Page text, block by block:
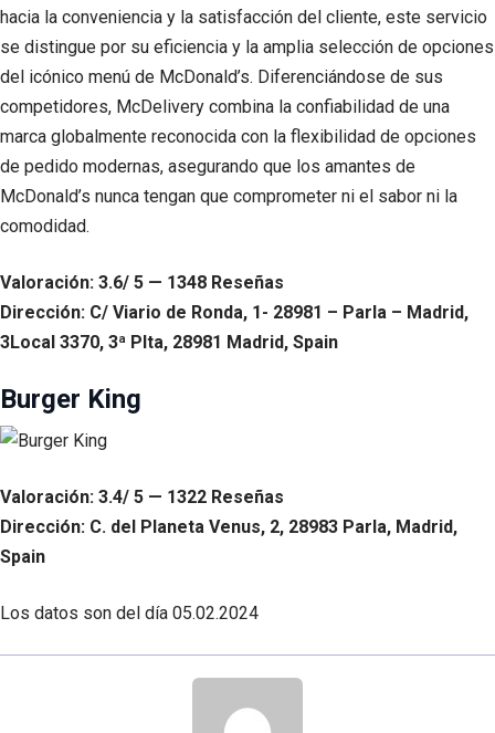
hacia la conveniencia y la satisfacción del cliente, este servicio
se distingue por su eficiencia y la amplia selección de opciones
del icónico menú de McDonald’s. Diferenciándose de sus
competidores, McDelivery combina la confiabilidad de una
marca globalmente reconocida con la flexibilidad de opciones
de pedido modernas, asegurando que los amantes de
McDonald’s nunca tengan que comprometer ni el sabor ni la
comodidad.
Valoración: 3.6/ 5 — 1348 Reseñas
Dirección: C/ Viario de Ronda, 1- 28981 – Parla – Madrid,
3Local 3370, 3ª Plta, 28981 Madrid, Spain
Burger King
Valoración: 3.4/ 5 — 1322 Reseñas
Dirección: C. del Planeta Venus, 2, 28983 Parla, Madrid,
Spain
Los datos son del día 05.02.2024